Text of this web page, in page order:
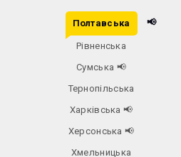
Полтавська 📢
Рівненська
Сумська 📢
Тернопільська
Харківська 📢
Херсонська 📢
Хмельницька